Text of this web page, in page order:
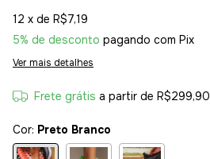
12 x de R$7,19
5% de desconto pagando com Pix
Ver mais detalhes
Frete grátis a partir de R$299,90
Cor: Preto Branco